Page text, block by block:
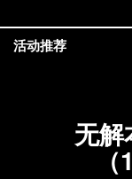
无
（
活动推荐